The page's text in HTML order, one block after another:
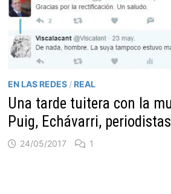
EN LAS REDES / REAL
Una tarde tuitera con la
Puig, Echávarri,
24/05/2017 1